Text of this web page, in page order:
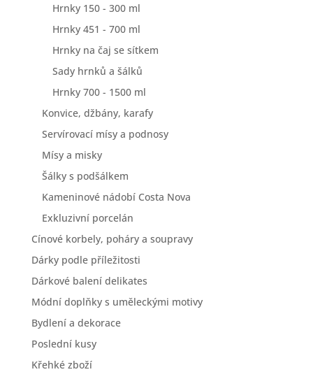
Hrnky 150 - 300 ml
Hrnky 451 - 700 ml
Hrnky na čaj se sítkem
Sady hrnků a šálků
Hrnky 700 - 1500 ml
Konvice, džbány, karafy
Servírovací mísy a podnosy
Mísy a misky
Šálky s podšálkem
Kameninové nádobí Costa Nova
Exkluzivní porcelán
Cínové korbely, poháry a soupravy
Dárky podle příležitosti
Dárkové balení delikates
Módní doplňky s uměleckými motivy
Bydlení a dekorace
Poslední kusy
Křehké zboží